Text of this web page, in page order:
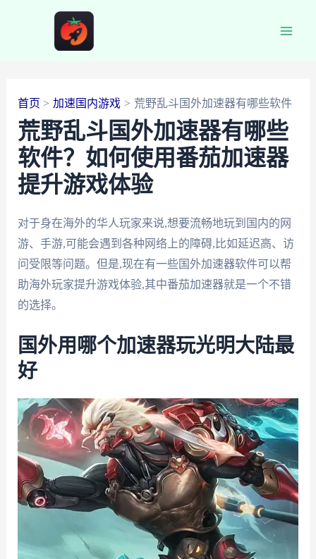
首页 加速国内游戏 荒野乱斗国外加速器有哪些软件
荒野乱斗国外加速器有哪些
软件？如何使用番茄加速器
提升游戏体验
对于身在海外的华人玩家来说,想要流畅地玩到国内的网
游、手游,可能会遇到各种网络上的障碍,比如延迟高、访
问受限等问题。但是,现在有一些国外加速器软件可以帮
助海外玩家提升游戏体验,其中番茄加速器就是一个不错
的选择。
国外用哪个加速器玩光明大陆最
好